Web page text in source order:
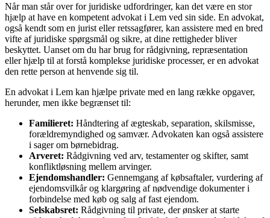
Når man står over for juridiske udfordringer, kan det være en stor
hjælp at have en kompetent advokat i Lem ved sin side. En advokat,
også kendt som en jurist eller retssagfører, kan assistere med en bred
vifte af juridiske spørgsmål og sikre, at dine rettigheder bliver
beskyttet. Uanset om du har brug for rådgivning, repræsentation
eller hjælp til at forstå komplekse juridiske processer, er en advokat
den rette person at henvende sig til.
En advokat i Lem kan hjælpe private med en lang række opgaver,
herunder, men ikke begrænset til:
Familieret: Håndtering af ægteskab, separation, skilsmisse,
forældremyndighed og samvær. Advokaten kan også assistere
i sager om børnebidrag.
Arveret: Rådgivning ved arv, testamenter og skifter, samt
konfliktløsning mellem arvinger.
Ejendomshandler: Gennemgang af købsaftaler, vurdering af
ejendomsvilkår og klargøring af nødvendige dokumenter i
forbindelse med køb og salg af fast ejendom.
Selskabsret: Rådgivning til private, der ønsker at starte